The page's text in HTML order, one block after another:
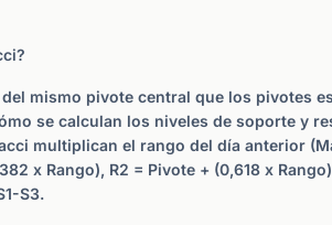
mismo pivote central que los pivotes
se calculan los niveles de soporte y
multiplican el rango del día anterior
x Rango), R2 = Pivote + (0,618 x
S3.